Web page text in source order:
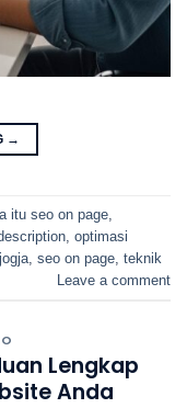
→
itu seo on page
optimasi
seo on page teknik
Leave a comment
Lengkap
Anda